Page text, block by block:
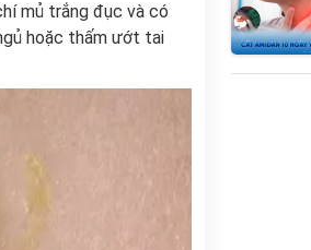
mủ trắng đục và có
hoặc thấm ướt tai